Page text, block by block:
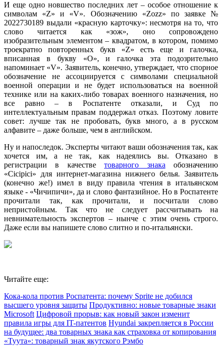
И еще одно новшество последних лет – особое отношение к
символам «Z» и «V». Обозначению «Zozz» по заявке №
2022730189 выдали «красную карточку»: несмотря на то, что
слово читается как «зож», оно сопровождено
изобразительным элементом – квадратом, в котором, помимо
троекратно повторенных букв «Z» есть еще и галочка,
вписанная в букву «О», и галочка эта подозрительно
напоминает «V». Заявитель, конечно, утверждает, что спорное
обозначение не ассоциируется с символами специальной
военной операции и не будет использоваться на военной
технике или на каких-либо товарах военного назначения, но
все равно – в Роспатенте отказали, и Суд по
интеллектуальным правам поддержал отказ. Поэтому ловите
совет: лучше так не пробовать, букв много, а в русском
алфавите – даже больше, чем в английском.
Ну и напоследок. Эксперты читают ваши обозначения так, как
хочется им, а не так, как надеялись вы. Отказано в
регистрации в качестветоварного знака обозначению
«Cicipici» для интернет-магазина нижнего белья. Заявитель
(конечно же!) имел в виду правила чтения в итальянском
языке - «Чичипичи», да и слово фантазийное. Но в Роспатенте
прочитали так, как прочитали, и посчитали слово
непристойным. Так что не следует рассчитывать на
невнимательность экспертов – нынче с этим очень строго.
Даже если вы напишете слово слитно и по-итальянски.
Читайте еще:
Кока-кола против Роспатента: почему Sprite не добился
высшего уровня защиты Продуктивно: новые товарные знаки
Microsoft Цифровой прорыв: как новый закон изменит
правила игры для IT-патентов Hyundai закрепляется в России
на будущее: два товарных знака как страховка от копирования
«Туута»: товарный знак якутского Рэмбо